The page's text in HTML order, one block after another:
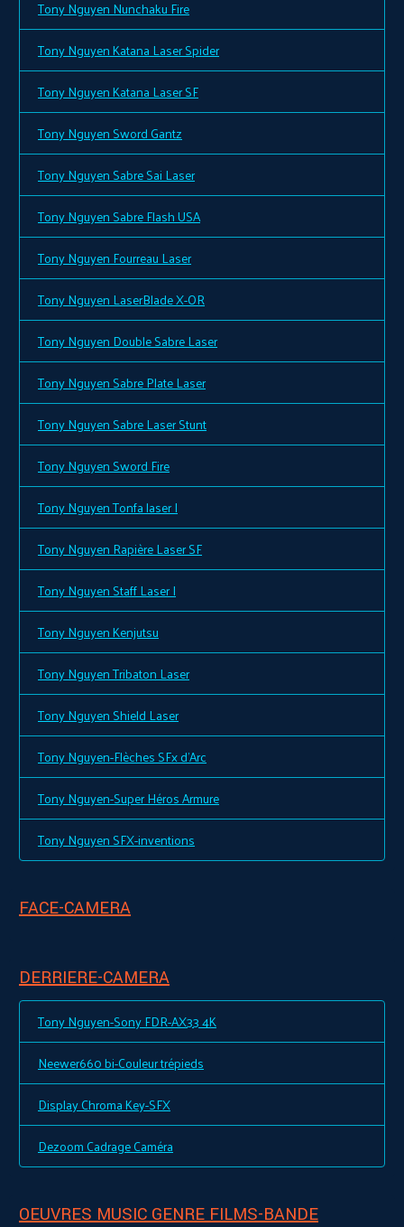
Tony Nguyen Nunchaku Fire
Tony Nguyen Katana Laser Spider
Tony Nguyen Katana Laser SF
Tony Nguyen Sword Gantz
Tony Nguyen Sabre Sai Laser
Tony Nguyen Sabre Flash USA
Tony Nguyen Fourreau Laser
Tony Nguyen LaserBlade X-OR
Tony Nguyen Double Sabre Laser
Tony Nguyen Sabre Plate Laser
Tony Nguyen Sabre Laser Stunt
Tony Nguyen Sword Fire
Tony Nguyen Tonfa laser I
Tony Nguyen Rapière Laser SF
Tony Nguyen Staff Laser I
Tony Nguyen Kenjutsu
Tony Nguyen Tribaton Laser
Tony Nguyen Shield Laser
Tony Nguyen-Flèches SFx d'Arc
Tony Nguyen-Super Héros Armure
Tony Nguyen SFX-inventions
FACE-CAMERA
DERRIERE-CAMERA
Tony Nguyen-Sony FDR-AX33 4K
Neewer660 bi-Couleur trépieds
Display Chroma Key-SFX
Dezoom Cadrage Caméra
OEUVRES MUSIC GENRE FILMS-BANDE